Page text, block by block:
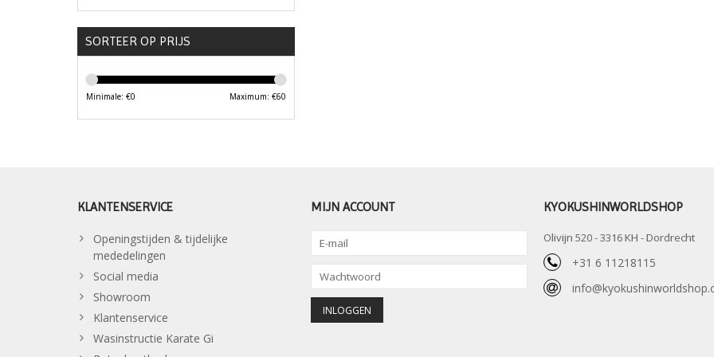
SORTEER OP PRIJS
Minimale: €0 Maximum: €60
KLANTENSERVICE
Openingstijden & tijdelijke
mededelingen
Social media
Showroom
Klantenservice
Wasinstructie Karate Gi
MIJN ACCOUNT KYOKUSHINWORLDSHOP
Olivijn 520 - 3316 KH - Dordrecht
+31 6 11218115